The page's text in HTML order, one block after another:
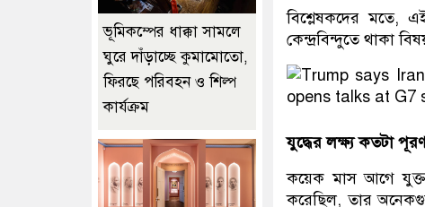
বিশ্লেষকদের মতে,
কেন্দ্রবিন্দুতে থাকা
যুদ্ধের লক্ষ্য কতটা
কয়েক মাস আগে
করেছিল, তার
ভূমিকম্পের ধাক্কা সামলে
ঘুরে দাঁড়াচ্ছে কুমামোতো,
ফিরছে পরিবহন ও শিল্প
কার্যক্রম